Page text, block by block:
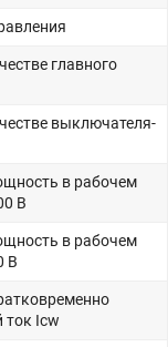
главного
выключателя-
в рабочем
В
в рабочем
В
Icw